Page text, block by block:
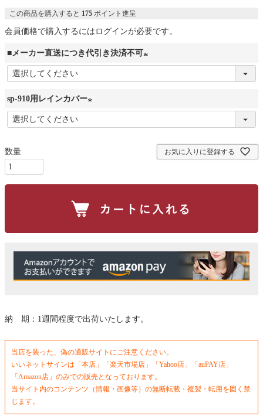
この商品を購入すると 175 ポイント進呈
会員価格で購入するにはログインが必要です。
■メーカー直送につき代引き決済不可
sp-910用レインカバー
お気に入りに登録する
納 期：1週間程度で出荷いたします。
当店を装った、偽の通販サイトにご注意ください。
いいネットサインは「本店」「楽天市場店」「Yahoo店」「auPAY店」
「Amazon店」のみでの販売となっております。
当サイト内のコンテンツ（情報・画像等）の無断転載・複製・転用を固く禁
じます。